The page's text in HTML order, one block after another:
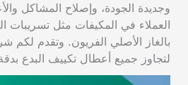
وجديدة الجودة، وإصلاح المشاكل
العملاء في المكيفات مثل تسريبات
بالغاز الأصلي الفريون. وتقدم لكم
لتجاوز جميع أعطال تكييف البدع